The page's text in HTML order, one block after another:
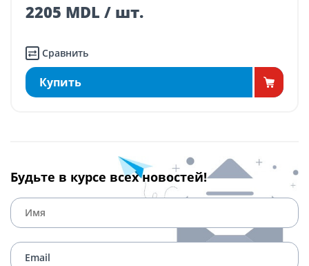
2205 MDL / шт.
Сравнить
Купить
Будьте в курсе всех новостей!